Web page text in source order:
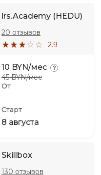
irs.Academy (HEDU)
2.9
20 отзывов
От
10 BYN/мес
45 BYN/мес
Старт
8 августа
Skillbox
130 отзывов